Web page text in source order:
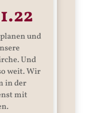
und
Und
weit.Wir
in der
mit